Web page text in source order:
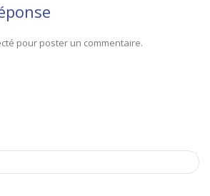
pour poster un commentaire.